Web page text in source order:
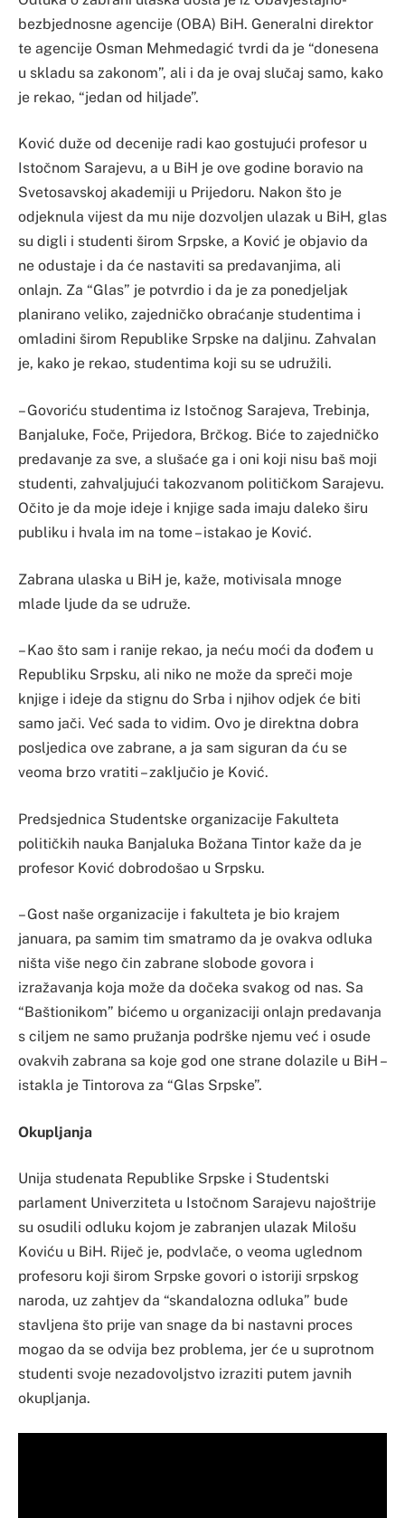
bezbjednosne agencije (OBA) BiH. Generalni direktor
te agencije Osman Mehmedagić tvrdi da je “donesena
u skladu sa zakonom”, ali i da je ovaj slučaj samo, kako
je rekao, “jedan od hiljade”.
Ković duže od decenije radi kao gostujući profesor u
Istočnom Sarajevu, a u BiH je ove godine boravio na
Svetosavskoj akademiji u Prijedoru. Nakon što je
odjeknula vijest da mu nije dozvoljen ulazak u BiH, glas
su digli i studenti širom Srpske, a Ković je objavio da
ne odustaje i da će nastaviti sa predavanjima, ali
onlajn. Za “Glas” je potvrdio i da je za ponedjeljak
planirano veliko, zajedničko obraćanje studentima i
omladini širom Republike Srpske na daljinu. Zahvalan
je, kako je rekao, studentima koji su se udružili.
– Govoriću studentima iz Istočnog Sarajeva, Trebinja,
Banjaluke, Foče, Prijedora, Brčkog. Biće to zajedničko
predavanje za sve, a slušaće ga i oni koji nisu baš moji
studenti, zahvaljujući takozvanom političkom Sarajevu.
Očito je da moje ideje i knjige sada imaju daleko širu
publiku i hvala im na tome – istakao je Ković.
Zabrana ulaska u BiH je, kaže, motivisala mnoge
mlade ljude da se udruže.
– Kao što sam i ranije rekao, ja neću moći da dođem u
Republiku Srpsku, ali niko ne može da spreči moje
knjige i ideje da stignu do Srba i njihov odjek će biti
samo jači. Već sada to vidim. Ovo je direktna dobra
posljedica ove zabrane, a ja sam siguran da ću se
veoma brzo vratiti – zaključio je Ković.
Predsjednica Studentske organizacije Fakulteta
političkih nauka Banjaluka Božana Tintor kaže da je
profesor Ković dobrodošao u Srpsku.
– Gost naše organizacije i fakulteta je bio krajem
januara, pa samim tim smatramo da je ovakva odluka
ništa više nego čin zabrane slobode govora i
izražavanja koja može da dočeka svakog od nas. Sa
“Baštionikom” bićemo u organizaciji onlajn predavanja
s ciljem ne samo pružanja podrške njemu već i osude
ovakvih zabrana sa koje god one strane dolazile u BiH –
istakla je Tintorova za “Glas Srpske”.
Okupljanja
Unija studenata Republike Srpske i Studentski
parlament Univerziteta u Istočnom Sarajevu najoštrije
su osudili odluku kojom je zabranjen ulazak Milošu
Koviću u BiH. Riječ je, podvlače, o veoma uglednom
profesoru koji širom Srpske govori o istoriji srpskog
naroda, uz zahtjev da “skandalozna odluka” bude
stavljena što prije van snage da bi nastavni proces
mogao da se odvija bez problema, jer će u suprotnom
studenti svoje nezadovoljstvo izraziti putem javnih
okupljanja.